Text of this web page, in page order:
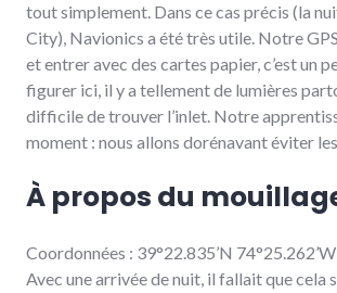
tout simplement. Dans ce cas précis (la
City), Navionics a été très utile. Notre
et entrer avec des cartes papier, c’est un
figurer ici, il y a tellement de lumières
difficile de trouver l’inlet. Notre
moment : nous allons dorénavant éviter
À propos du
Coordonnées : 39°22.835’N 74°25.262’W
Avec une arrivée de nuit, il fallait que cela